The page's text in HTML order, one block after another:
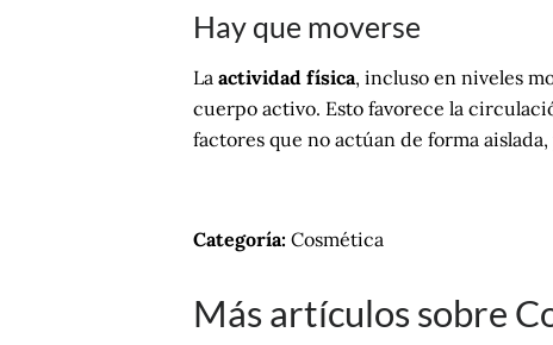
Hay que moverse
La actividad física, incluso en niveles
cuerpo activo. Esto favorece la
factores que no actúan de forma
Categoría: Cosmética
Más artículos sobre